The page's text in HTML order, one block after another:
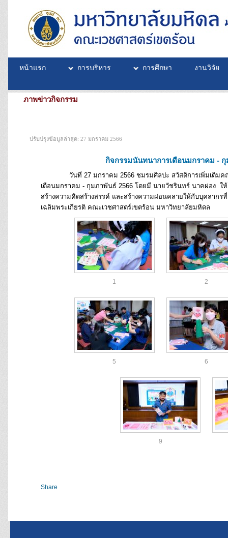
หน้าแรก การบริหาร การศึกษา งานวิจัย
ภาพข่าวกิจกรรม
ปรับปรุงข้อมูลล่าสุด: 27 มกราคม 2566
กิจกรรมนันทนาการเดือนมกราคม -
วันที่ 27 มกราคม 2566 ชมรมศิลปะ สวัสดิการเพิ่มเติมคณะ
เดือนมกราคม - กุมภาพันธ์ 2566 โดยมี นายวัชรินทร์ นาคผ่อง ใ
สร้างความคิดสร้างสรรค์ และสร้างความผ่อนคลายให้กับบุคลาก
เฉลิมพระเกียรติ คณะเวชศาสตร์เขตร้อน มหาวิทยาลัยมหิดล
1 2
5 6
9
Share